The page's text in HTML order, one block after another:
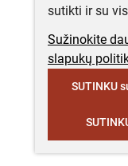
sutikti ir su
Sužinokite
slapukų
SUTINKU